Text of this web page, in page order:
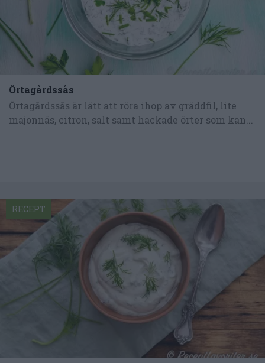
Örtagårdssås
Örtagårdssås är lätt att röra ihop av gräddfil, lite
majonnäs, citron, salt samt hackade örter som kan...
RECEPT